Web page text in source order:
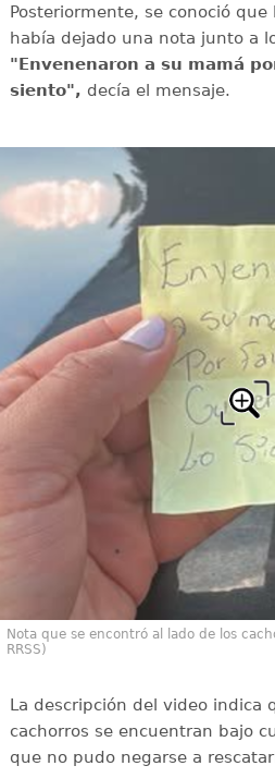
Posteriormente, se conoció
había dejado una nota junto a
"Envenenaron a su mamá
siento", decía el mensaje.
Nota que se encontró al lado de los
RRSS)
La descripción del video indica
cachorros se encuentran bajo
que no pudo negarse a